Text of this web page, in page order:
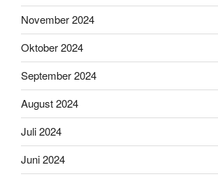
November 2024
Oktober 2024
September 2024
August 2024
Juli 2024
Juni 2024